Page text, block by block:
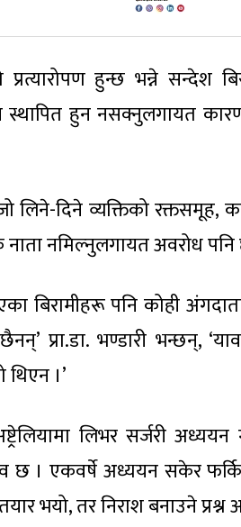
हुन्छ भन्ने सन्देश
स्थापित हुन नसक्नुलगायत
दिने व्यक्तिको रक्तसमूह,
नाता नमिल्नुलगायत अवरोध
बिरामीहरू पनि कोही
प्रा.डा. भण्डारी भन्छन्,
।’
लिभर सर्जरी
छ । एकवर्षे अध्ययन सकेर
भयो, तर निराश बनाउने